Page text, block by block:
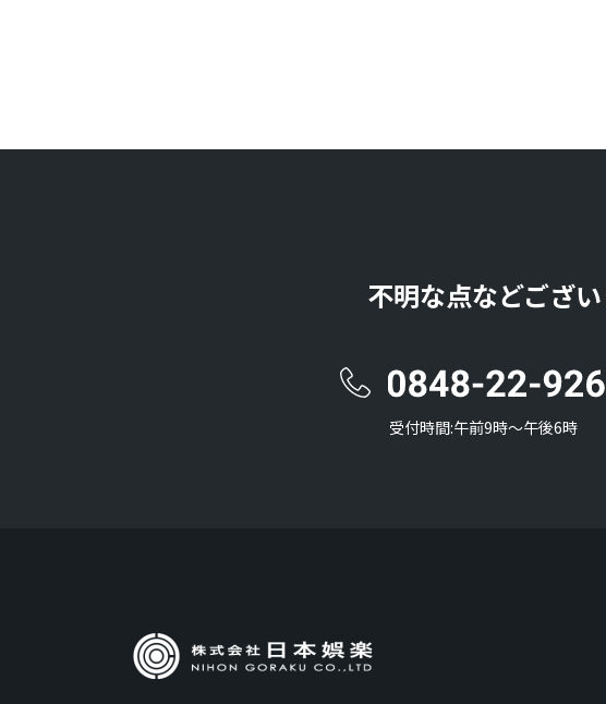
不明な点などござ
受付時間:午前9時〜午後6時